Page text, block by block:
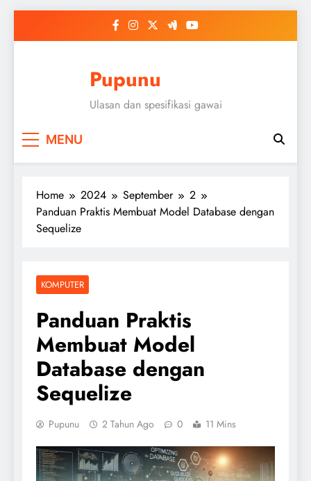
Pupunu
Ulasan dan spesifikasi gawai
MENU
Home 2024 September
2
Panduan Praktis Membuat Model Database dengan
Sequelize
KOMPUTER
Panduan Praktis
Membuat Model
Database dengan
Sequelize
Pupunu 2 Tahun Ago 0 11 Mins